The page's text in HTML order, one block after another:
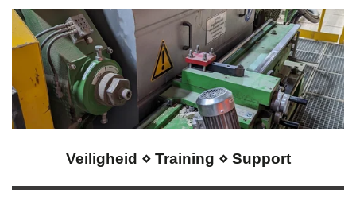
Veiligheid ⋄ Training ⋄ Support